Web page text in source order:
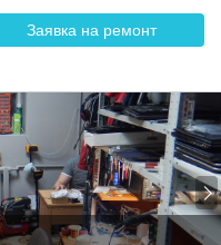
Заявка на ремонт